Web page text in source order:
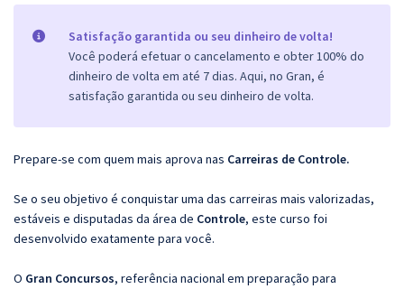
Satisfação garantida ou seu dinheiro de volta!
Você poderá efetuar o cancelamento e obter 100% do
dinheiro de volta em até 7 dias. Aqui, no Gran, é
satisfação garantida ou seu dinheiro de volta.
Prepare-se com quem mais aprova nas Carreiras de Controle.
Se o seu objetivo é conquistar uma das carreiras mais valorizadas,
estáveis e disputadas da área de Controle, este curso foi
desenvolvido exatamente para você.
O Gran Concursos, referência nacional em preparação para